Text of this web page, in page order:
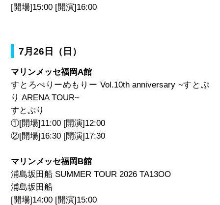
[開場]15:00 [開演]16:00
7月26日（日）
マリンメッセ福岡A館
すとろべりーめもりー Vol.10th anniversary ~すとぷ
り ARENA TOUR~
すとぷり
①[開場]11:00 [開演]12:00
②[開場]16:30 [開演]17:30
マリンメッセ福岡B館
浦島坂田船 SUMMER TOUR 2026 TA13OO
浦島坂田船
[開場]14:00 [開演]15:00